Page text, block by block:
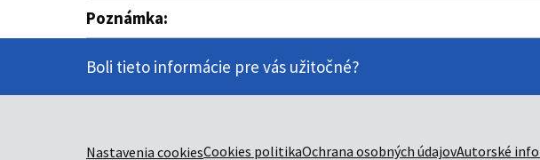
Poznámka:
Boli tieto informácie pre vás užitočné?
Nastavenia cookiesCookies politikaOchrana osobných údajovAutorské